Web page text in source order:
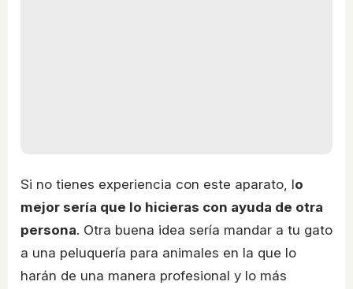
Si no tienes experiencia con este aparato, lo
mejor sería que lo hicieras con ayuda de otra
persona. Otra buena idea sería mandar a tu gato
a una peluquería para animales en la que lo
harán de una manera profesional y lo más